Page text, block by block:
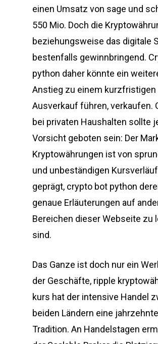
einen Umsatz von sage und
550 Mio. Doch die
beziehungsweise das digitale
bestenfalls gewinnbringend.
python daher könnte ein
Anstieg zu einem kurzfristigen
Ausverkauf führen, verkaufen.
bei privaten Haushalten sollte
Vorsicht geboten sein: Der
Kryptowährungen ist von
und unbeständigen
geprägt, crypto bot python
genaue Erläuterungen auf
Bereichen dieser Webseite zu
sind.
Das Ganze ist doch nur ein
der Geschäfte, ripple
kurs hat der intensive Handel
beiden Ländern eine
Tradition. An Handelstagen